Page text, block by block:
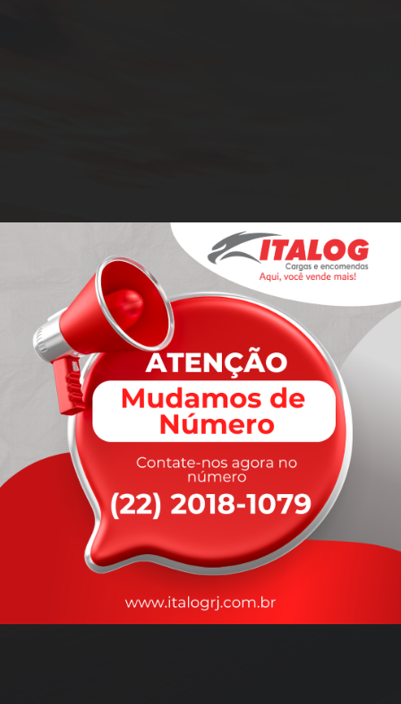
rapidez
que você precisa,
com a qualidade que vocêmerece.
Nossos motoristas são treinados para garantir a máxima
durante o transporte, com rastreamento em tempo real.